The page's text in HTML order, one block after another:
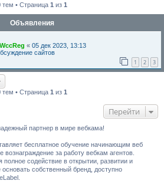
тем • Страница 1 из 1
Объявления
WccReg « 05 дек 2023, 13:13
сайтов
1 2 3
тем • Страница 1из 1
Перейти
партнер в мире вебкама!
бесплатное обучение начинающим веб
вознаграждение за работу вебкам агентов.
полное содействие в открытии, развитии и
собственный бренд, доступно